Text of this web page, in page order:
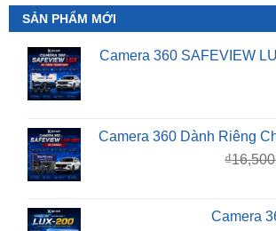
Camera 360 SAFEVIEW
Camera 360 Dành Riêng
Camera